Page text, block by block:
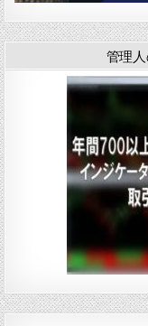
管理